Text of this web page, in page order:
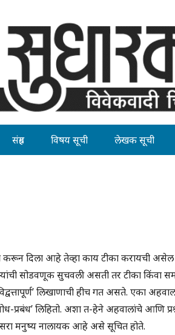
संग्रह विषय सूची लेखक सूची
करून दिला आहे तेव्हा काय टीका करायची असेल
सोडवणूक सुचवली असती तर टीका
लिखाणाची हीच गत असते. एका
प्रबंध’ लिहितो. अशा त-हेने अहवालांचे आणि
मनुष्य नालायक आहे असे सूचित होते.